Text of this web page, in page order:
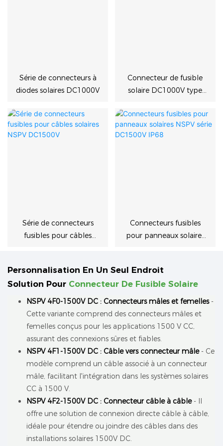
Série de connecteurs à
diodes solaires DC1000V
Connecteur de fusible
solaire DC1000V type
Série de connecteurs
fusibles pour câbles
Connecteurs fusibles
pour panneaux solaires
Personnalisation En Un Seul Endroit
Solution Pour Connecteur De Fusible Solaire
NSPV 4F0-1500V DC : Connecteurs mâles et femelles-
Cette variante comprend des connecteurs mâles et
femelles conçus pour les applications 1500 V CC,
assurant des connexions sûres et fiables.
NSPV 4F1-1500V DC : Câble vers connecteur mâle- Ce
modèle comprend un câble associé à un connecteur
mâle, facilitant l'intégration dans les systèmes solaires
CC à 1500 V.
NSPV 4F2-1500V DC : Connecteur câble à câble- Il
offre une solution de connexion directe câble à câble,
idéale pour étendre ou joindre des câbles dans des
installations solaires 1500V DC.